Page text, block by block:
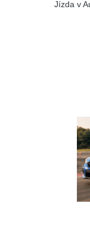
Jízda v